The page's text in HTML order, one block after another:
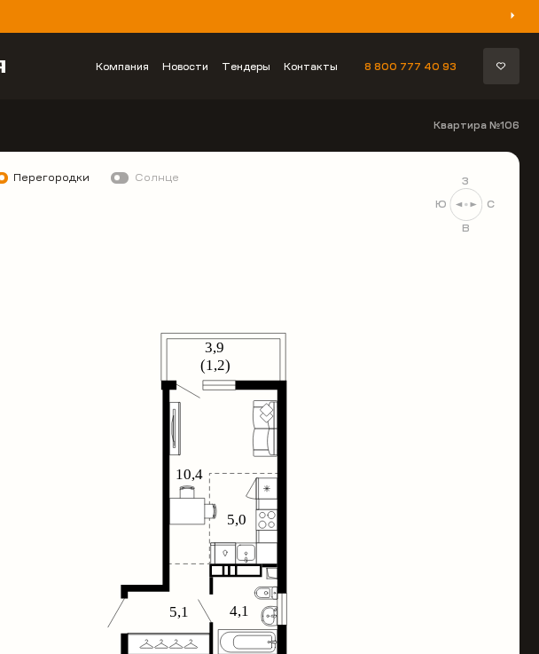
Компания Новости Тендеры Контакты 8 800 777 40 93
Квартира №106
С
В
Ю
З
Перегородки Солнце